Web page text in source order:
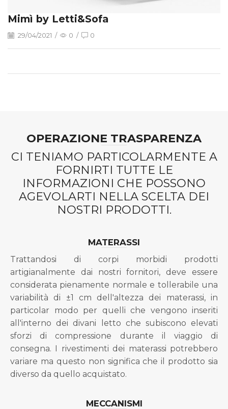
Mimì by Letti&Sofa
29/04/2021 / 0 / 0
OPERAZIONE TRASPARENZA
CI TENIAMO PARTICOLARMENTE A
FORNIRTI TUTTE LE
INFORMAZIONI CHE POSSONO
AGEVOLARTI NELLA SCELTA DEI
NOSTRI PRODOTTI.
MATERASSI
Trattandosi di corpi morbidi prodotti
artigianalmente dai nostri fornitori, deve essere
considerata pienamente normale e tollerabile una
variabilità di ±1 cm dell'altezza dei materassi, in
particolar modo per quelli che vengono inseriti
all'interno dei divani letto che subiscono elevati
sforzi di compressione durante il viaggio di
consegna. I rivestimenti dei materassi potrebbero
variare ma questo non significa che il prodotto sia
diverso da quello acquistato.
MECCANISMI